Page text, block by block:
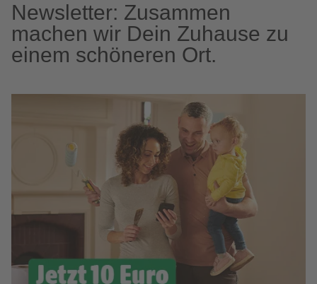
Newsletter: Zusammen
machen wir Dein Zuhause zu
einem schöneren Ort.